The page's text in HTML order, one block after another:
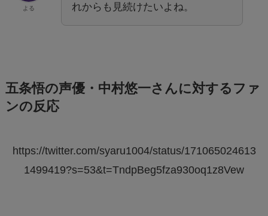
よる
れからも見続けたいよね。
五条悟の声優・中村悠一さんに対するファ
ンの反応
https://twitter.com/syaru1004/status/171065024613
1499419?s=53&t=TndpBeg5fza930oq1z8Vew